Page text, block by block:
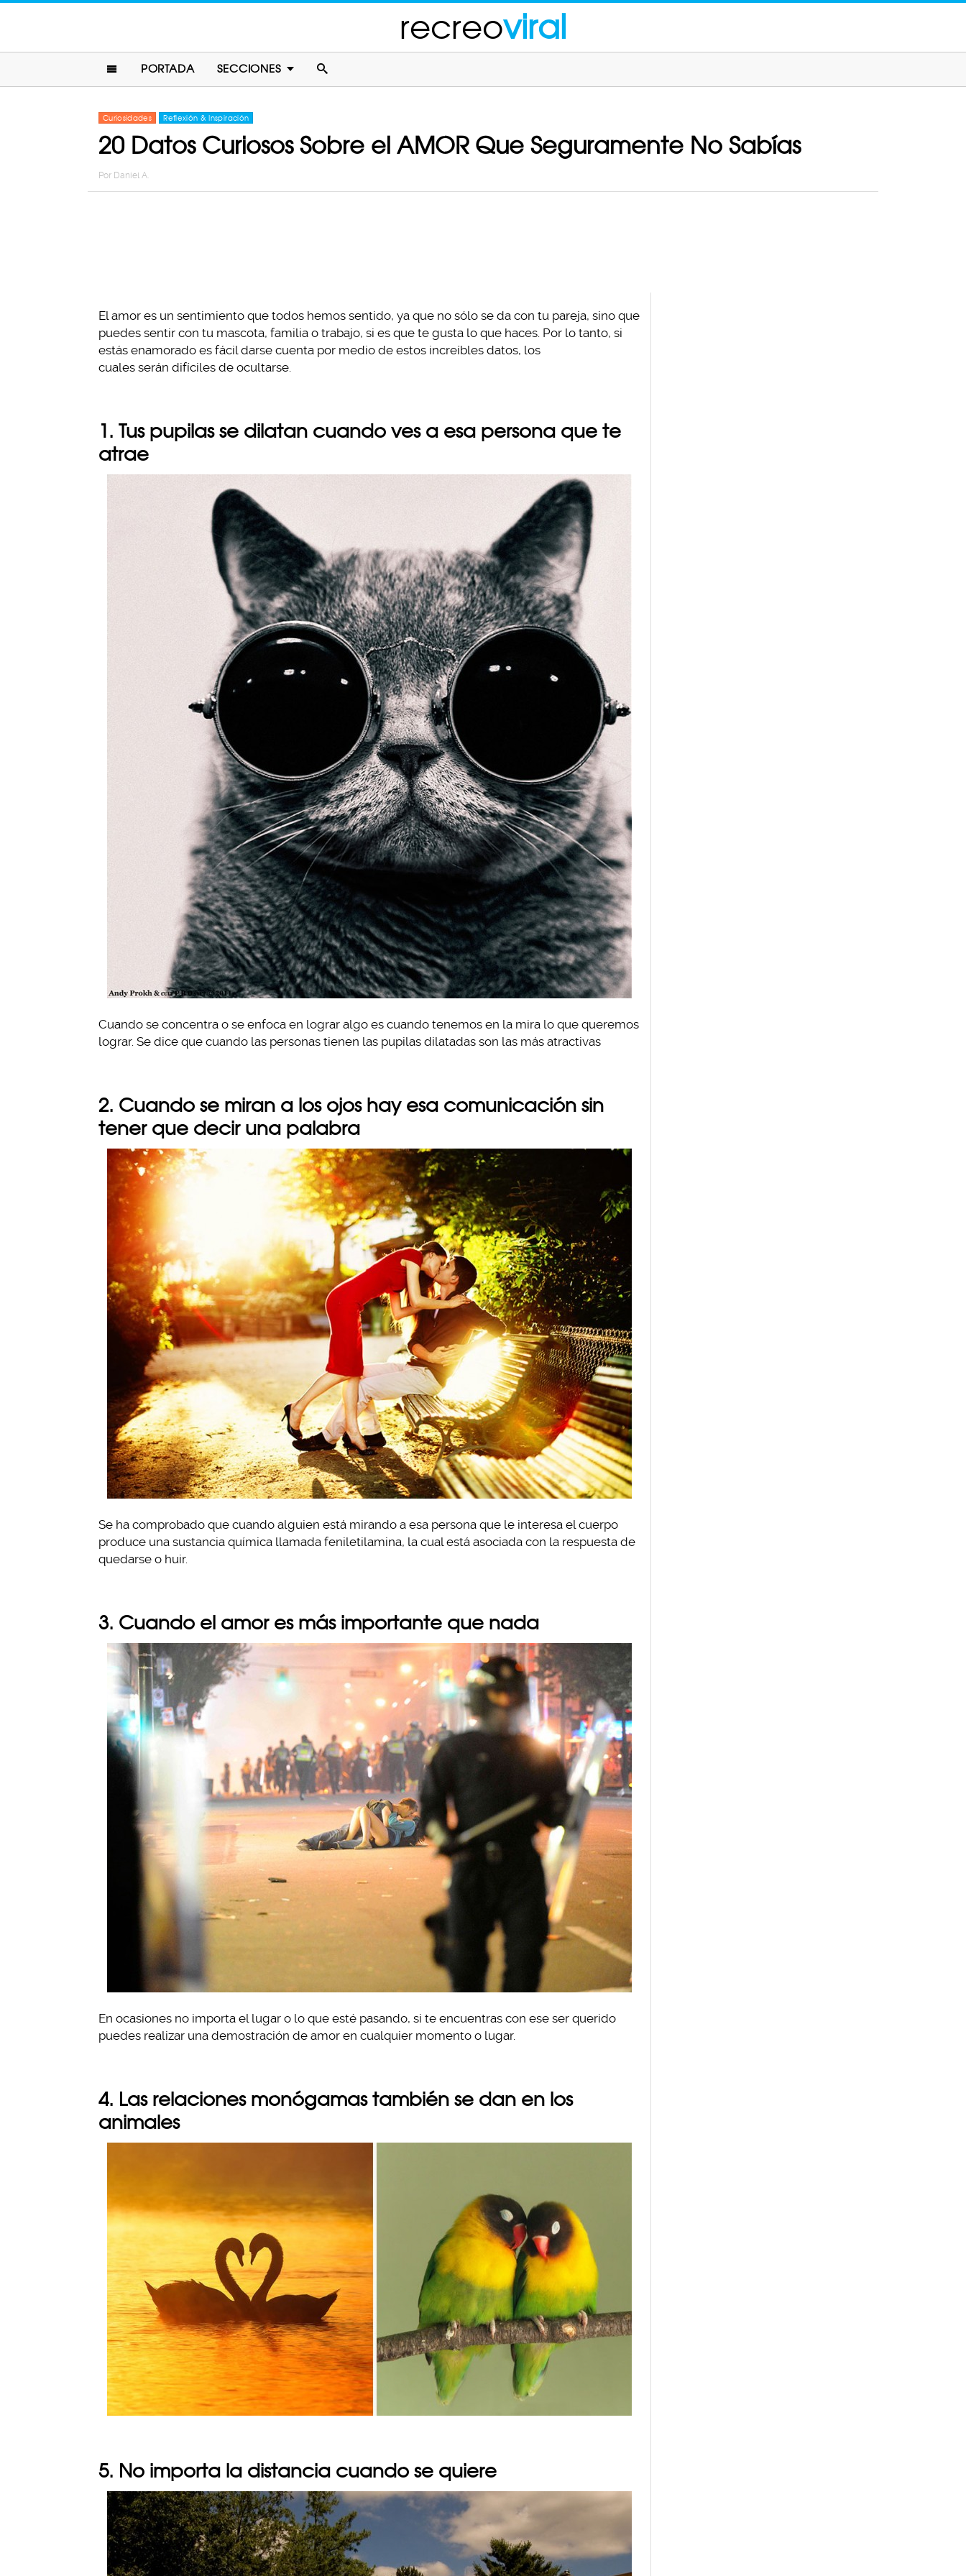
recreoviral
PORTADA SECCIONES
Curiosidades Reflexión & Inspiración
20 Datos Curiosos Sobre el AMOR Que Seguramente No Sabías
Por Daniel A.
El amor es un sentimiento que todos hemos sentido, ya que no sólo se da con tu pareja, sino que
puedes sentir con tu mascota, familia o trabajo, si es que te gusta lo que haces. Por lo tanto, si
estás enamorado es fácil darse cuenta por medio de estos increíbles datos, los
cuales serán difíciles de ocultarse.
1. Tus pupilas se dilatan cuando ves a esa persona que te
atrae
Cuando se concentra o se enfoca en lograr algo es cuando tenemos en la mira lo que queremos
lograr. Se dice que cuando las personas tienen las pupilas dilatadas son las más atractivas
2. Cuando se miran a los ojos hay esa comunicación sin
tener que decir una palabra
Se ha comprobado que cuando alguien está mirando a esa persona que le interesa el cuerpo
produce una sustancia química llamada feniletilamina, la cual está asociada con la respuesta de
quedarse o huir.
3. Cuando el amor es más importante que nada
En ocasiones no importa el lugar o lo que esté pasando, si te encuentras con ese ser querido
puedes realizar una demostración de amor en cualquier momento o lugar.
4. Las relaciones monógamas también se dan en los
animales
5. No importa la distancia cuando se quiere